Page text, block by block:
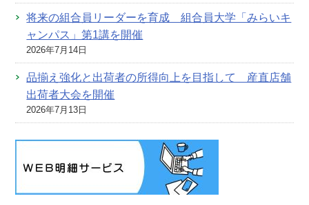
将来の組合員リーダーを育成 組合員大学「みらいキ
ャンパス」第1講を開催
2026年7月14日
品揃え強化と出荷者の所得向上を目指して 産直店舗
出荷者大会を開催
2026年7月13日